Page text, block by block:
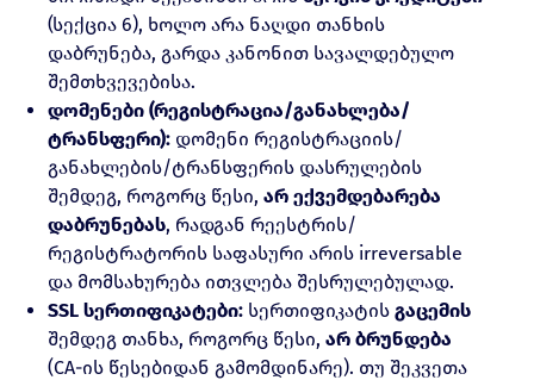
(სექცია 6), ხოლო არა ნაღდი თანხის
დაბრუნება, გარდა კანონით სავალდებულო
შემთხვევებისა.
დომენები (რეგისტრაცია/განახლება/
ტრანსფერი): დომენი რეგისტრაციის/
განახლების/ტრანსფერის დასრულების
შემდეგ, როგორც წესი, არ ექვემდებარება
დაბრუნებას, რადგან რეესტრის/
რეგისტრატორის საფასური არის irreversable
და მომსახურება ითვლება შესრულებულად.
SSL სერთიფიკატები: სერთიფიკატის გაცემის
შემდეგ თანხა, როგორც წესი, არ ბრუნდება
(CA-ის წესებიდან გამომდინარე). თუ შეკვეთა